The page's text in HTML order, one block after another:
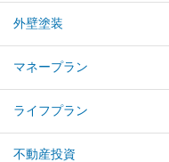
外壁塗装
マネープラン
ライフプラン
不動産投資